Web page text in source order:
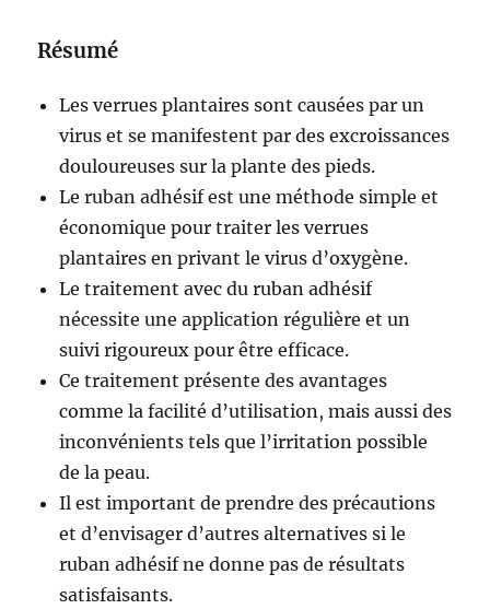
Résumé
Les verrues plantaires sont causées par un
virus et se manifestent par des excroissances
douloureuses sur la plante des pieds.
Le ruban adhésif est une méthode simple et
économique pour traiter les verrues
plantaires en privant le virus d’oxygène.
Le traitement avec du ruban adhésif
nécessite une application régulière et un
suivi rigoureux pour être efficace.
Ce traitement présente des avantages
comme la facilité d’utilisation, mais aussi des
inconvénients tels que l’irritation possible
de la peau.
Il est important de prendre des précautions
et d’envisager d’autres alternatives si le
ruban adhésif ne donne pas de résultats
satisfaisants.